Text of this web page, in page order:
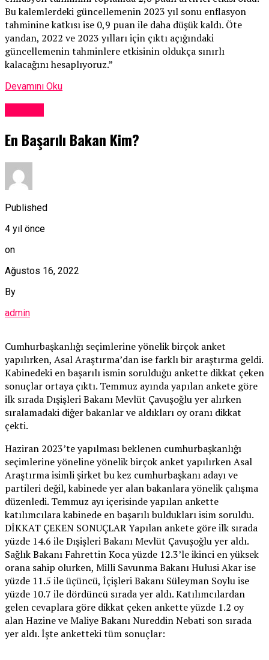
Bu kalemlerdeki güncellemenin 2023 yıl sonu enflasyon
tahminine katkısı ise 0,9 puan ile daha düşük kaldı. Öte
yandan, 2022 ve 2023 yılları için çıktı açığındaki
güncellemenin tahminlere etkisinin oldukça sınırlı
kalacağını hesaplıyoruz.”
Devamını Oku
En Başarılı Bakan Kim?
Published
4 yıl önce
on
Ağustos 16, 2022
By
admin
Cumhurbaşkanlığı seçimlerine yönelik birçok anket
yapılırken, Asal Araştırma’dan ise farklı bir araştırma geldi.
Kabinedeki en başarılı ismin sorulduğu ankette dikkat çeken
sonuçlar ortaya çıktı. Temmuz ayında yapılan ankete göre
ilk sırada Dışişleri Bakanı Mevlüt Çavuşoğlu yer alırken
sıralamadaki diğer bakanlar ve aldıkları oy oranı dikkat
çekti.
Haziran 2023’te yapılması beklenen cumhurbaşkanlığı
seçimlerine yöneline yönelik birçok anket yapılırken Asal
Araştırma isimli şirket bu kez cumhurbaşkanı adayı ve
partileri değil, kabinede yer alan bakanlara yönelik çalışma
düzenledi. Temmuz ayı içerisinde yapılan ankette
katılımcılara kabinede en başarılı buldukları isim soruldu.
DİKKAT ÇEKEN SONUÇLAR Yapılan ankete göre ilk sırada
yüzde 14.6 ile Dışişleri Bakanı Mevlüt Çavuşoğlu yer aldı.
Sağlık Bakanı Fahrettin Koca yüzde 12.3’le ikinci en yüksek
orana sahip olurken, Milli Savunma Bakanı Hulusi Akar ise
yüzde 11.5 ile üçüncü, İçişleri Bakanı Süleyman Soylu ise
yüzde 10.7 ile dördüncü sırada yer aldı. Katılımcılardan
gelen cevaplara göre dikkat çeken ankette yüzde 1.2 oy
alan Hazine ve Maliye Bakanı Nureddin Nebati son sırada
yer aldı. İşte anketteki tüm sonuçlar: